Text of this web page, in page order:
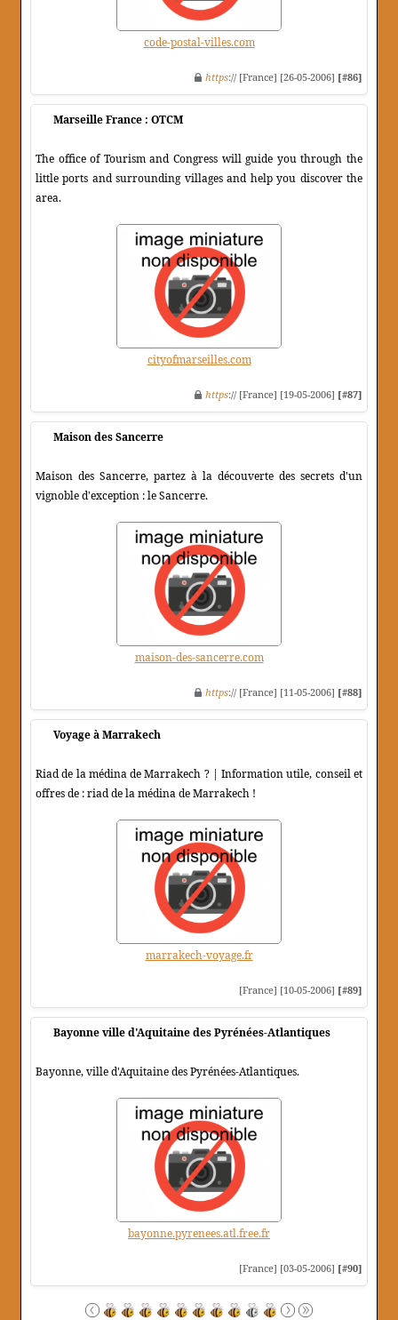
code-postal-villes.com
https:// [France] [26-05-2006] [#86]
Marseille France : OTCM
The office of Tourism and Congress will guide you through the
little ports and surrounding villages and help you discover the
area.
cityofmarseilles.com
https:// [France] [19-05-2006] [#87]
Maison des Sancerre
Maison des Sancerre, partez à la découverte des secrets d'un
vignoble d'exception : le Sancerre.
maison-des-sancerre.com
https:// [France] [11-05-2006] [#88]
Voyage à Marrakech
Riad de la médina de Marrakech ? | Information utile, conseil et
offres de : riad de la médina de Marrakech !
marrakech-voyage.fr
[France] [10-05-2006] [#89]
Bayonne ville d'Aquitaine des Pyrénées-Atlantiques
Bayonne, ville d'Aquitaine des Pyrénées-Atlantiques.
bayonne.pyrenees.atl.free.fr
[France] [03-05-2006] [#90]